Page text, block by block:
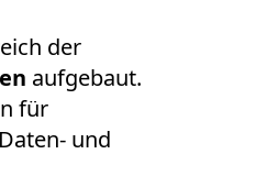
der
aufgebaut.
für
und